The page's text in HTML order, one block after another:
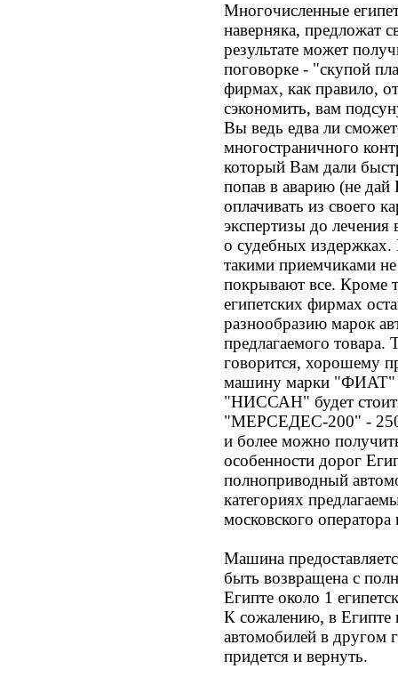
Многочисленные
наверняка, предложат
результате может
поговорке - "скупой
фирмах, как правило,
сэкономить, вам
Вы ведь едва ли
многостраничного
который Вам дали
попав в аварию (не дай
оплачивать из своего
экспертизы до
о судебных
такими приемчиками
покрывают все. Кроме
египетских фирмах
разнообразию марок
предлагаемого
говорится, хорошему
машину марки "ФИАТ"
"НИССАН" будет
"МЕРСЕДЕС-200" -
и более можно
особенности дорог
полноприводный
категориях
московского
Машина
быть возвращена с
Египте около 1
К сожалению, в Египте
автомобилей в другом
придется и вернуть.